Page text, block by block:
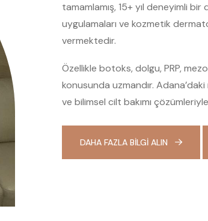
tamamlamış, 15+ yıl deneyimli
uygulamaları ve kozmetik
vermektedir.
Özellikle botoks, dolgu, PRP,
konusunda uzmandır.
ve bilimsel cilt bakımı
DAHA FAZLA BILGI ALIN